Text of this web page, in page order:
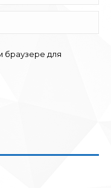
браузере для